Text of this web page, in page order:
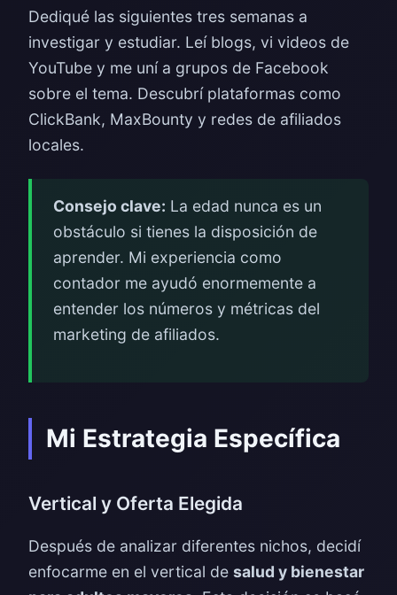
Dediqué las siguientes tres semanas a
investigar y estudiar. Leí blogs, vi videos de
YouTube y me uní a grupos de Facebook
sobre el tema. Descubrí plataformas como
ClickBank, MaxBounty y redes de afiliados
locales.
Consejo clave: La edad nunca es un
obstáculo si tienes la disposición de
aprender. Mi experiencia como
contador me ayudó enormemente a
entender los números y métricas del
marketing de afiliados.
Mi Estrategia Específica
Vertical y Oferta Elegida
Después de analizar diferentes nichos, decidí
enfocarme en el vertical de salud y bienestar